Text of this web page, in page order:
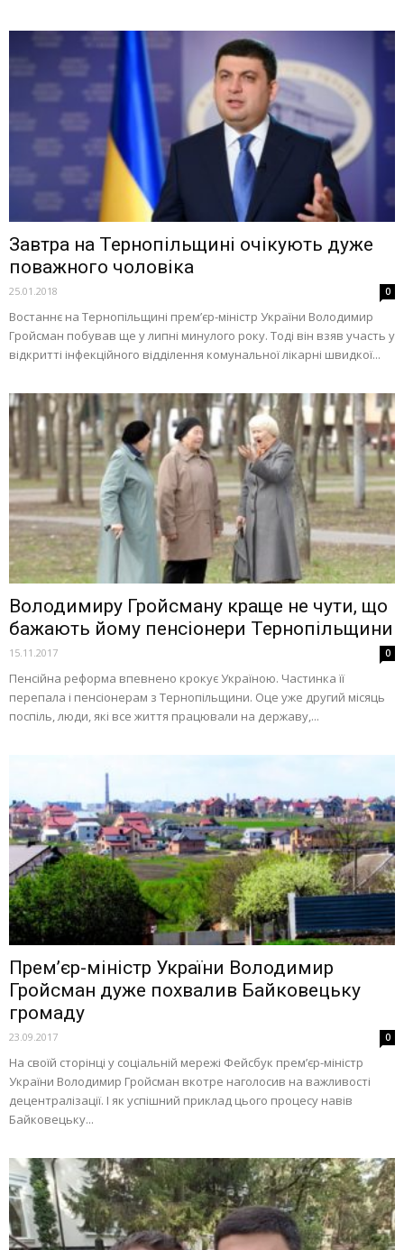
Завтра на Тернопільщині очікують дуже
поважного чоловіка
25.01.2018 0
Востаннє на Тернопільщині прем’єр-міністр України Володимир
Гройсман побував ще у липні минулого року. Тоді він взяв участь у
відкритті інфекційного відділення комунальної лікарні швидкої...
Володимиру Гройсману краще не чути, що
бажають йому пенсіонери Тернопільщини
15.11.2017 0
Пенсійна реформа впевнено крокує Україною. Частинка її
перепала і пенсіонерам з Тернопільщини. Оце уже другий місяць
поспіль, люди, які все життя працювали на державу,...
Прем’єр-міністр України Володимир
Гройсман дуже похвалив Байковецьку
громаду
23.09.2017 0
На своїй сторінці у соціальній мережі Фейсбук прем’єр-міністр
України Володимир Гройсман вкотре наголосив на важливості
децентралізації. І як успішний приклад цього процесу навів
Байковецьку...